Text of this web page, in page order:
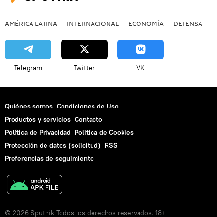
AMÉRICA LATINA INTERNACIONAL ECONOMÍA DEFENSA
Telegram Twitter VK
Quiénes somos Condiciones de Uso
Productos y servicios Contacto
Política de Privacidad Politica de Cookies
Protección de datos (solicitud) RSS
Preferencias de seguimiento
© 2026 Sputnik Todos los derechos reservados. 18+